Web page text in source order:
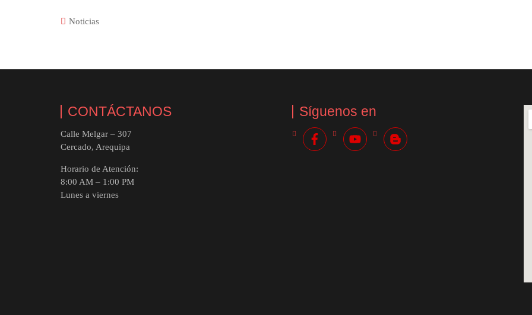
Noticias
CONTÁCTANOS
Calle Melgar – 307
Cercado, Arequipa
Horario de Atención:
8:00 AM – 1:00 PM
Lunes a viernes
Síguenos en